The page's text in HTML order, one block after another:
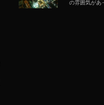
の雰囲気があ